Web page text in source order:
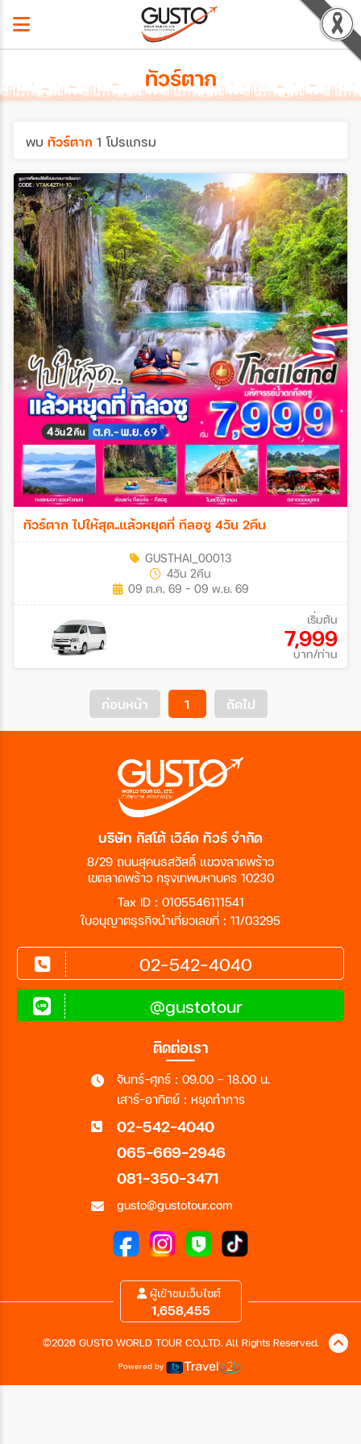
ทัวร์ตาก
พบ ทัวร์ตาก 1 โปรแกรม
ทัวร์ตาก ไปให้สุด..แล้วหยุดที่ ทีลอซู 4วัน 2คืน
GUSTHAI_00013
4วัน 2คืน
09 ต.ค. 69 - 09 พ.ย. 69
เริ่มต้น
7,999
บาท/ท่าน
ก่อนหน้า 1 ถัดไป
บริษัท กัสโต้ เวิล์ด ทัวร์ จำกัด
8/29 ถนนสุคนธสวัสดิ์ แขวงลาดพร้าว
เขตลาดพร้าว กรุงเทพมหานคร 10230
Tax ID : 0105546111541
ใบอนุญาตธุรกิจนำเที่ยวเลขที่ : 11/03295
02-542-4040
@gustotour
ติดต่อเรา
จันทร์-ศุกร์ : 09.00 - 18.00 น.
เสาร์-อาทิตย์ : หยุดทำการ
02-542-4040
065-669-2946
081-350-3471
gusto@gustotour.com
ผู้เข้าชมเว็บไซต์
1,658,455
©2026 GUSTO WORLD TOUR CO.,LTD. All Rights Reserved.
Powered by